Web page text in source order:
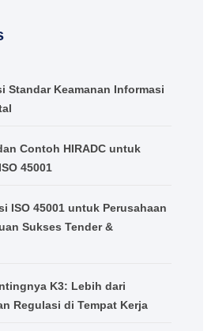
Standar Keamanan Informasi
Contoh HIRADC untuk
45001
ISO 45001 untuk Perusahaan
Sukses Tender &
K3: Lebih dari
Regulasi di Tempat Kerja